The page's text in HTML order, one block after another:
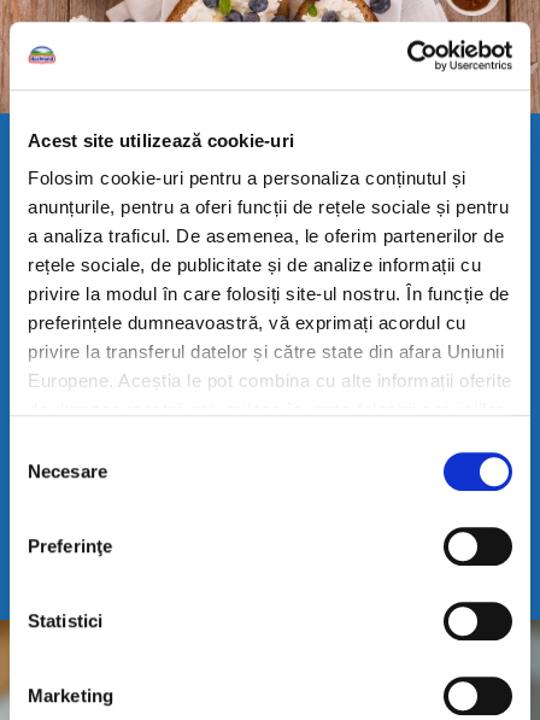
Acest site utilizează cookie-uri
Folosim cookie-uri pentru a personaliza conținutul și
anunțurile, pentru a oferi funcții de rețele sociale și pentru
a analiza traficul. De asemenea, le oferim partenerilor de
rețele sociale, de publicitate și de analize informații cu
privire la modul în care folosiți site-ul nostru. În funcție de
preferințele dumneavoastră, vă exprimați acordul cu
privire la transferul datelor și către state din afara Uniunii
Europene. Aceștia le pot combina cu alte informații oferite
Politica de confidențialitate
consimțământului
Necesare
Preferinţe
Statistici
Marketing
Pentru creativii în
bucătărie
În gustare sau ca atare, Mărgelele de
brânză cu smântână sunt numai bune de
savurat. Urmează pas cu pas rețetele
noastre pentru mese delicioase.